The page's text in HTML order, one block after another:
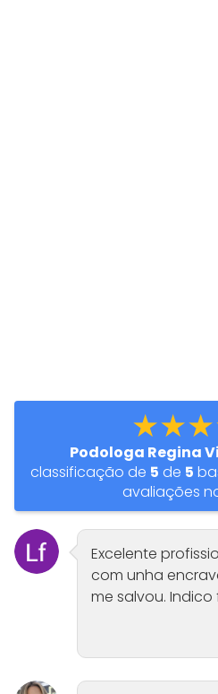
Podologa Regina
classificação de 5 de 5
avaliações
Excelente
com unha
me salvou.